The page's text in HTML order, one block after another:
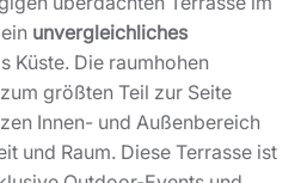
unvergleichliches
Küste. Die raumhohen
größten Teil zur Seite
Innen- und Außenbereich
und Raum. Diese Terrasse ist